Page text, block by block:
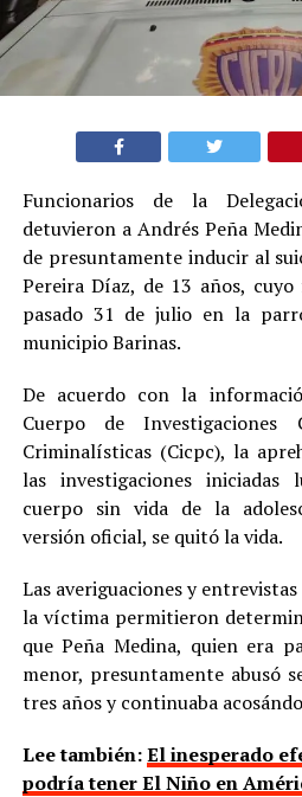
Funcionarios de la
detuvieron a Andrés Peña
de presuntamente inducir al
Pereira Díaz, de 13 años,
pasado 31 de julio en la
municipio Barinas.
De acuerdo con la
Cuerpo de Investigaciones
Criminalísticas (Cicpc), la
las investigaciones
cuerpo sin vida de la
versión oficial, se quitó la vida.
Las averiguaciones y
la víctima permitieron
que Peña Medina, quien era
menor, presuntamente abusó
tres años y continuaba
Lee también:El inesperado
podría tener El Niño en